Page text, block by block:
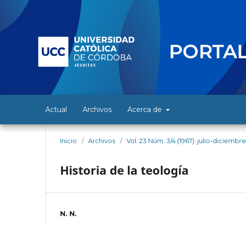
Actual Archivos Acerca de
Inicio / Archivos / Vol. 23 Núm. 3/4 (1967): julio-diciembre
Historia de la teología
N. N.